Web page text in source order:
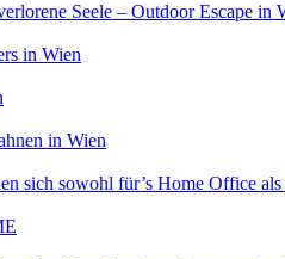
Seele – Outdoor Escape in
in Wien
in Wien
sich sowohl für’s Home Office